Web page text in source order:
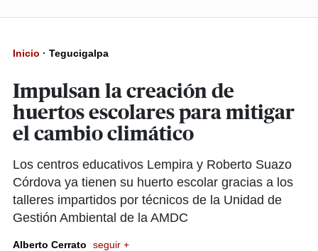
Inicio · Tegucigalpa
Impulsan la creación de
huertos escolares para mitigar
el cambio climático
Los centros educativos Lempira y Roberto Suazo
Córdova ya tienen su huerto escolar gracias a los
talleres impartidos por técnicos de la Unidad de
Gestión Ambiental de la AMDC
Alberto Cerrato
seguir +